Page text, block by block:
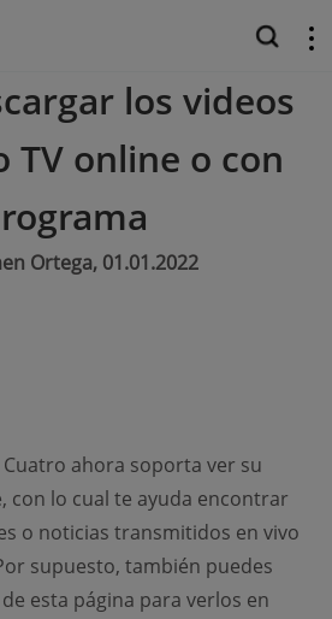
los videos
TV online o con
Ortega, 01.01.2022
ahora soporta ver su
con lo cual te ayuda encontrar
o noticias transmitidos en vivo
supuesto, también puedes
esta página para verlos en